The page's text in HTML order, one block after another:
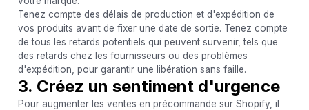
Tenez compte des délais de production et d'expédition de
vos produits avant de fixer une date de sortie. Tenez compte
de tous les retards potentiels qui peuvent survenir, tels que
des retards chez les fournisseurs ou des problèmes
d'expédition, pour garantir une libération sans faille.
3. Créez un sentiment d'urgence
Pour augmenter les ventes en précommande sur Shopify, il